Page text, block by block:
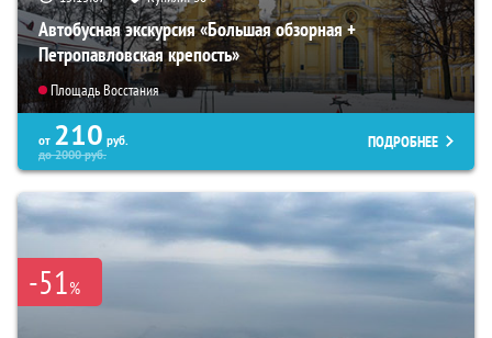
Автобусная экскурсия «Большая обзорная +
Петропавловская крепость»
Площадь Восстания
от 210 руб.
до2000руб.
ПОДРОБНЕЕ
-51%